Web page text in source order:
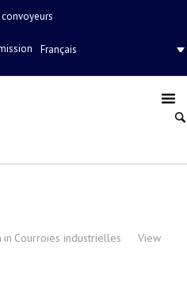
Français
in Courroies industrielles
View